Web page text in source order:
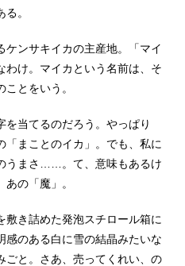
。
ンサキイカの主産地。「マイ
わけ。マイカという名前は、そ
とをいう。
を当てるのだろう。やっぱり
「まことのイカ」。でも、私に
うまさ……。て、意味もあるけ
の「魔」。
敷き詰めた発泡スチロール箱に
感のある白に雪の結晶みたいな
ごと。さあ、売ってくれい、の